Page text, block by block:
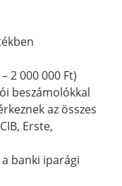
2 000 000 Ft)
beszámolókkal
az összes
Erste,
banki iparági